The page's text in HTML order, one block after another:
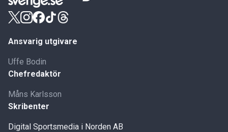
Ansvarig utgivare
Uffe Bodin
Chefredaktör
Måns Karlsson
Skribenter
Digital Sportsmedia i Norden AB